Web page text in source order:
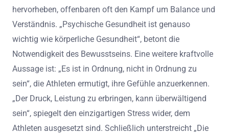
hervorheben, offenbaren oft den Kampf um Balance und
Verständnis. „Psychische Gesundheit ist genauso
wichtig wie körperliche Gesundheit“, betont die
Notwendigkeit des Bewusstseins. Eine weitere kraftvolle
Aussage ist: „Es ist in Ordnung, nicht in Ordnung zu
sein“, die Athleten ermutigt, ihre Gefühle anzuerkennen.
„Der Druck, Leistung zu erbringen, kann überwältigend
sein“, spiegelt den einzigartigen Stress wider, dem
Athleten ausgesetzt sind. Schließlich unterstreicht „Die